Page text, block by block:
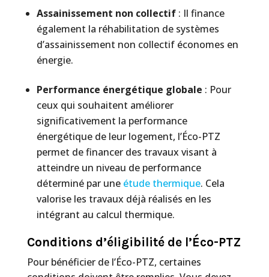
Assainissement non collectif: Il finance
également la réhabilitation de systèmes
d’assainissement non collectif économes en
énergie.
Performance énergétique globale : Pour
ceux qui souhaitent améliorer
significativement la performance
énergétique de leur logement, l’Éco-PTZ
permet de financer des travaux visant à
atteindre un niveau de performance
déterminé par une étude thermique. Cela
valorise les travaux déjà réalisés en les
intégrant au calcul thermique.
Conditions d’éligibilité de l’Éco-PTZ
Pour bénéficier de l’Éco-PTZ, certaines